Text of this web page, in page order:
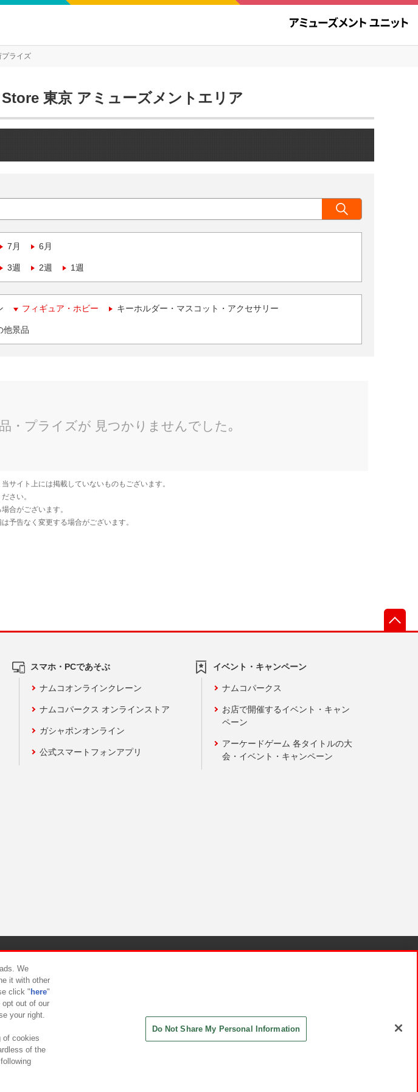
プライズ
東京 アミューズメントエリア
7月 6月
3週 2週 1週
フィギュア・ホビー キーホルダー・マスコット・アクセサリー
他景品
スマホ・PCであそぶ
ナムコオンラインクレーン
ナムコパークス オンラインストア
ガシャポンオンライン
公式スマートフォンアプリ
イベント・キャンペーン
ナムコパークス
お店で開催するイベント・キャン
ペーン
アーケードゲーム 各タイトルの大
会・イベント・キャンペーン
ント対応方針
We
it with other
click " here"
out of our
your right.
of cookies
of the
Do Not Share My Personal Information